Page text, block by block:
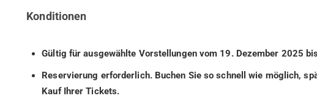
Konditionen
Gültig für ausgewählte Vorstellungen vom 19. Dezember 2025
Reservierung erforderlich. Buchen Sie so schnell wie möglich,
Kauf Ihrer Tickets.